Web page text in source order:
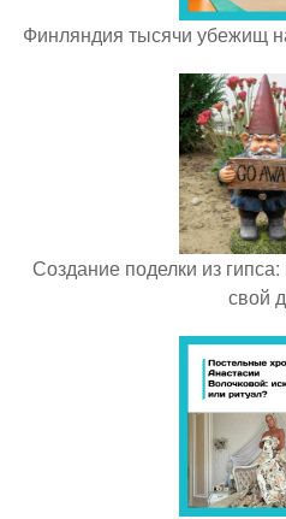
Финляндия тысячи убежищ
Создание поделки из
свой